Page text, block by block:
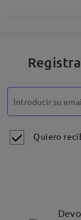
Quiero